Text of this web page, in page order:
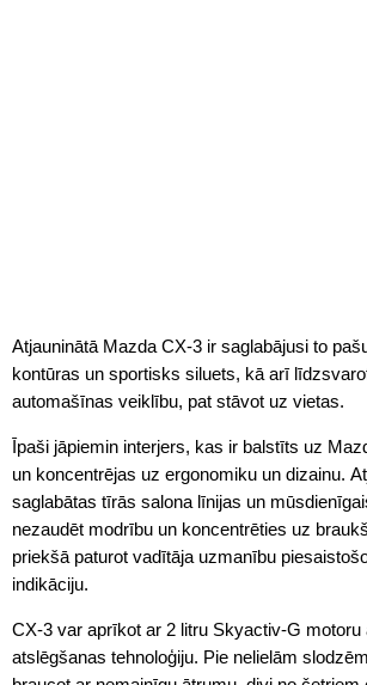
Atjauninātā Mazda CX-3 ir saglabājusi to
kontūras un sportisks siluets, kā arī
automašīnas veiklību, pat stāvot uz vietas.
Īpaši jāpiemin interjers, kas ir balstīts uz
un koncentrējas uz ergonomiku un dizainu.
saglabātas tīrās salona līnijas un
nezaudēt modrību un koncentrēties uz
priekšā paturot vadītāja uzmanību
indikāciju.
CX-3 var aprīkot ar 2 litru Skyactiv-G motoru
atslēgšanas tehnoloģiju. Pie nelielām